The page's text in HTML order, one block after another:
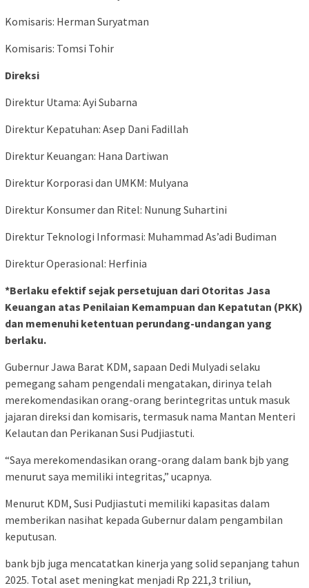
Komisaris: Herman Suryatman
Komisaris: Tomsi Tohir
Direksi
Direktur Utama: Ayi Subarna
Direktur Kepatuhan: Asep Dani Fadillah
Direktur Keuangan: Hana Dartiwan
Direktur Korporasi dan UMKM: Mulyana
Direktur Konsumer dan Ritel: Nunung Suhartini
Direktur Teknologi Informasi: Muhammad As’adi Budiman
Direktur Operasional: Herfinia
*Berlaku efektif sejak persetujuan dari Otoritas Jasa
Keuangan atas Penilaian Kemampuan dan Kepatutan (PKK)
dan memenuhi ketentuan perundang-undangan yang
berlaku.
Gubernur Jawa Barat KDM, sapaan Dedi Mulyadi selaku
pemegang saham pengendali mengatakan, dirinya telah
merekomendasikan orang-orang berintegritas untuk masuk
jajaran direksi dan komisaris, termasuk nama Mantan Menteri
Kelautan dan Perikanan Susi Pudjiastuti.
“Saya merekomendasikan orang-orang dalam bank bjb yang
menurut saya memiliki integritas,” ucapnya.
Menurut KDM, Susi Pudjiastuti memiliki kapasitas dalam
memberikan nasihat kepada Gubernur dalam pengambilan
keputusan.
bank bjb juga mencatatkan kinerja yang solid sepanjang tahun
2025. Total aset meningkat menjadi Rp 221,3 triliun,